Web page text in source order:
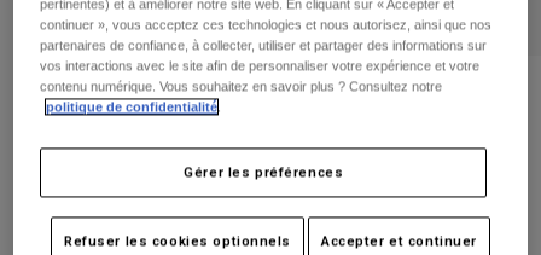
Masques
Chaussettes
Accessoires
Pièces de rechange
Chaussettes
Sacs et accessoires
Pièces de rechange
Vestes
Pantalons
Chemises
Enfants
Maillots
Pantalons
Bottes
Protections
Gants
Avis
Gants Flexair
Article n°33725
44,99 €
pertinentes) et à améliorer notre site web. En cliquant sur « Accepter et
continuer », vous acceptez ces technologies et nous autorisez, ainsi que nos
partenaires de confiance, à collecter, utiliser et partager des informations sur
vos interactions avec le site afin de personnaliser votre expérience et votre
contenu numérique. Vous souhaitez en savoir plus ? Consultez notre
politique de confidentialité.
Gérer les préférences
Refuser les cookies optionnels Accepter et continuer